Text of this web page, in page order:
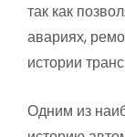
так как
авариях,
истории
Одним из